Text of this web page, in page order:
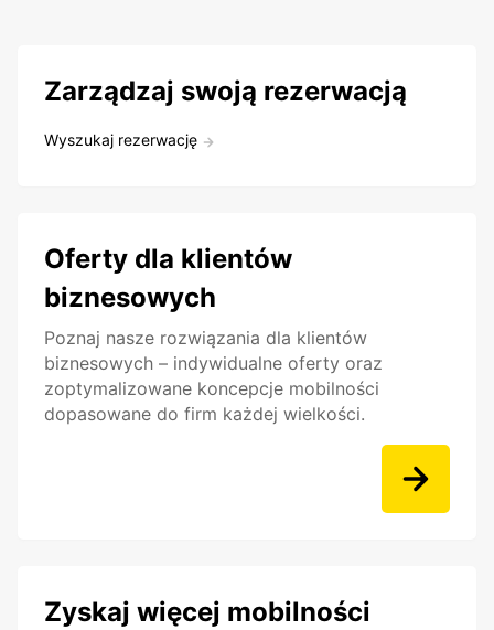
Zarządzaj swoją rezerwacją
Wyszukaj rezerwację
Oferty dla klientów
biznesowych
Poznaj nasze rozwiązania dla klientów
biznesowych – indywidualne oferty oraz
zoptymalizowane koncepcje mobilności
dopasowane do firm każdej wielkości.
Zyskaj więcej mobilności